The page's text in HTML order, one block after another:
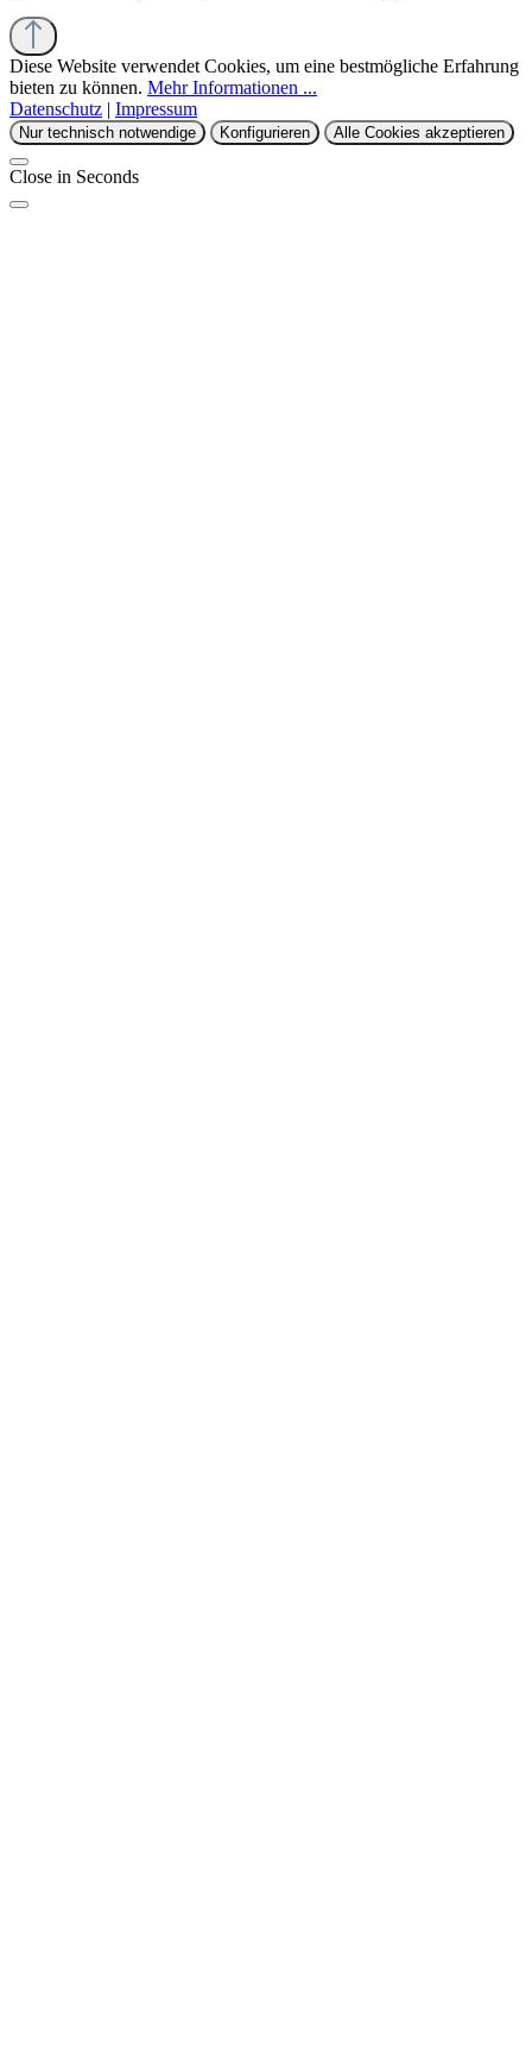
Diese Website verwendet Cookies, um eine bestmögliche Erfahrung
bieten zu können. Mehr Informationen ...
Datenschutz | Impressum
Nur technisch notwendige Konfigurieren Alle Cookies akzeptieren
Close in Seconds